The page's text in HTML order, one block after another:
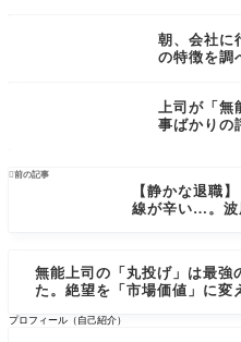
朝、会社に
の特徴を調
上司が「無
事ばかりの
前の記事
【静かな退職
線が辛い…。波
無能上司の「丸投げ」は最強
た。絶望を「市場価値」に変
プロフィール（自己紹介）